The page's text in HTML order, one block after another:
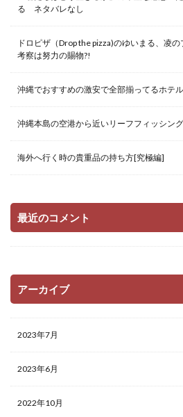
る ネタバレなし
ドロピザ（Drop the pizza)のゆいまる、凌
考察は努力の賜物?!
沖縄でおすすめの激安で全部揃ってるホテ
沖縄本島の空港から近いリーフフィッシン
海外へ行く時の貴重品の持ち方[究極編]
最近のコメント
アーカイブ
2023年7月
2023年6月
2022年10月